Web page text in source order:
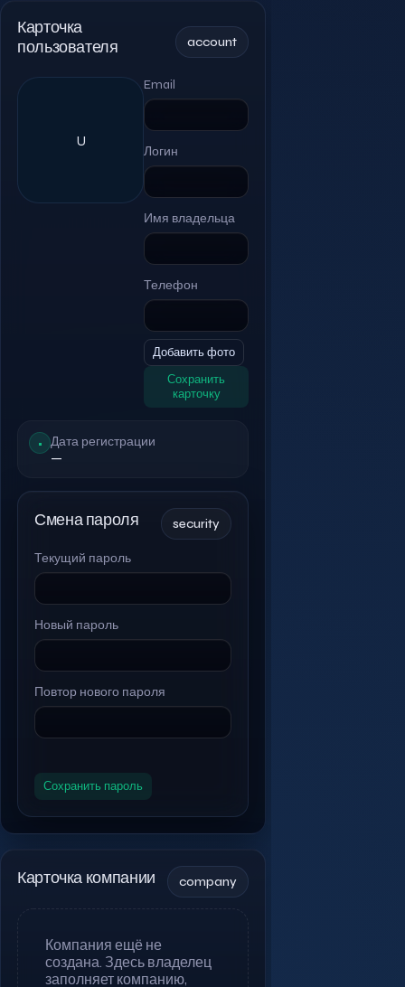
Карточка
пользователя
account
U
Email
Логин
Имя владельца
Телефон
Добавить фото
Сохранить
карточку
• Дата регистрации
—
Смена пароля security
Текущий пароль
Новый пароль
Повтор нового пароля
Сохранить пароль
Карточка компании company
Компания ещё не
создана. Здесь владелец
заполняет компанию,